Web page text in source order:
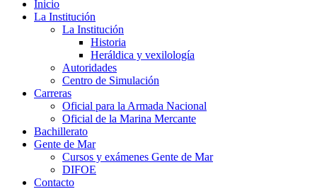
Inicio
La Institución
La Institución
Historia
Heráldica y vexilología
Autoridades
Centro de Simulación
Carreras
Oficial para la Armada Nacional
Oficial de la Marina Mercante
Bachillerato
Gente de Mar
Cursos y exámenes Gente de Mar
DIFOE
Contacto